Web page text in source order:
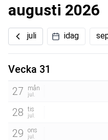
augusti 2026
juli idag
Vecka 31
27
mån
jul.
28 tis
jul.
29 ons
jul.